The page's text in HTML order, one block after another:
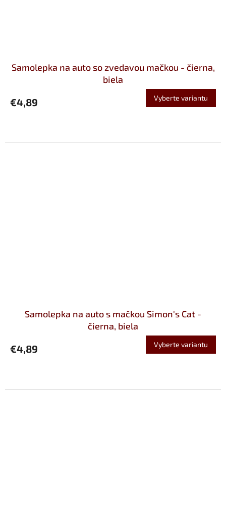
Samolepka na auto so zvedavou mačkou - čierna,
biela
€4,89 Vyberte variantu
Samolepka na auto s mačkou Simon's Cat -
čierna, biela
€4,89 Vyberte variantu